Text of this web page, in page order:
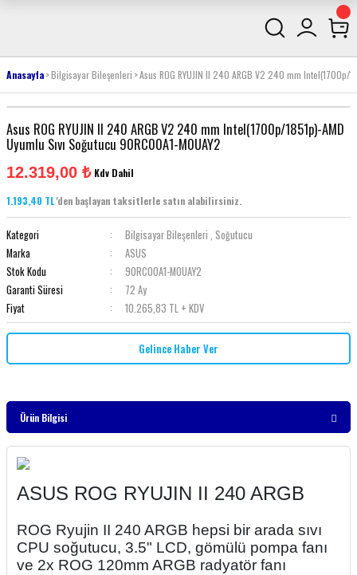
Anasayfa Bilgisayar Bileşenleri Asus ROG RYUJIN II 240 ARGB V2 240 mm Intel(1700p/
Asus ROG RYUJIN II 240 ARGB V2 240 mm Intel(1700p/1851p)-AMD
Uyumlu Sıvı Soğutucu 90RC00A1-M0UAY2
12.319,00 ₺ Kdv Dahil
1.193,40 TL'den başlayan taksitlerle satın alabilirsiniz.
Kategori Bilgisayar Bileşenleri , Soğutucu
Marka
ASUS
Stok Kodu
90RC00A1-M0UAY2
Garanti Süresi
72 Ay
Fiyat
10.265,83 TL + KDV
Gelince Haber Ver
Ürün Bilgisi
ASUS ROG RYUJIN II 240 ARGB
ROG Ryujin II 240 ARGB hepsi bir arada sıvı
CPU soğutucu, 3.5" LCD, gömülü pompa fanı
ve 2x ROG 120mm ARGB radyatör fanı